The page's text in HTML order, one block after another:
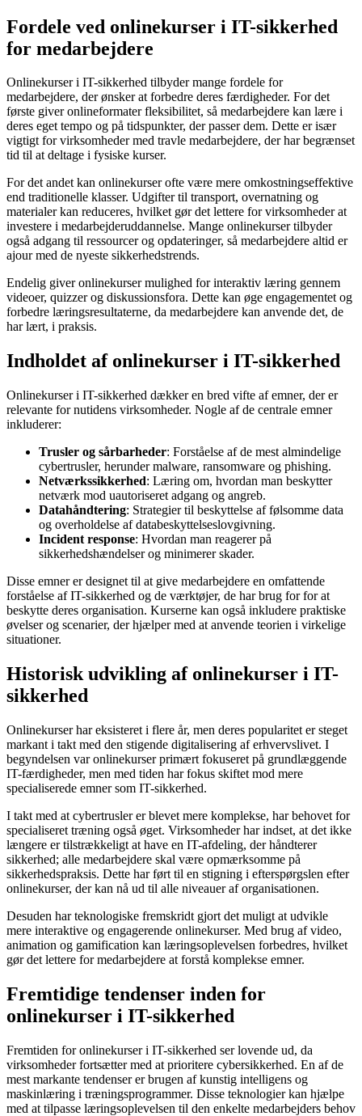
Fordele ved onlinekurser i IT-sikkerhed
for medarbejdere
Onlinekurser i IT-sikkerhed tilbyder mange fordele for
medarbejdere, der ønsker at forbedre deres færdigheder. For det
første giver onlineformater fleksibilitet, så medarbejdere kan lære i
deres eget tempo og på tidspunkter, der passer dem. Dette er især
vigtigt for virksomheder med travle medarbejdere, der har begrænset
tid til at deltage i fysiske kurser.
For det andet kan onlinekurser ofte være mere omkostningseffektive
end traditionelle klasser. Udgifter til transport, overnatning og
materialer kan reduceres, hvilket gør det lettere for virksomheder at
investere i medarbejderuddannelse. Mange onlinekurser tilbyder
også adgang til ressourcer og opdateringer, så medarbejdere altid er
ajour med de nyeste sikkerhedstrends.
Endelig giver onlinekurser mulighed for interaktiv læring gennem
videoer, quizzer og diskussionsfora. Dette kan øge engagementet og
forbedre læringsresultaterne, da medarbejdere kan anvende det, de
har lært, i praksis.
Indholdet af onlinekurser i IT-sikkerhed
Onlinekurser i IT-sikkerhed dækker en bred vifte af emner, der er
relevante for nutidens virksomheder. Nogle af de centrale emner
inkluderer:
Trusler og sårbarheder: Forståelse af de mest almindelige
cybertrusler, herunder malware, ransomware og phishing.
Netværkssikkerhed: Læring om, hvordan man beskytter
netværk mod uautoriseret adgang og angreb.
Datahåndtering: Strategier til beskyttelse af følsomme data
og overholdelse af databeskyttelseslovgivning.
Incident response: Hvordan man reagerer på
sikkerhedshændelser og minimerer skader.
Disse emner er designet til at give medarbejdere en omfattende
forståelse af IT-sikkerhed og de værktøjer, de har brug for for at
beskytte deres organisation. Kurserne kan også inkludere praktiske
øvelser og scenarier, der hjælper med at anvende teorien i virkelige
situationer.
Historisk udvikling af onlinekurser i IT-
sikkerhed
Onlinekurser har eksisteret i flere år, men deres popularitet er steget
markant i takt med den stigende digitalisering af erhvervslivet. I
begyndelsen var onlinekurser primært fokuseret på grundlæggende
IT-færdigheder, men med tiden har fokus skiftet mod mere
specialiserede emner som IT-sikkerhed.
I takt med at cybertrusler er blevet mere komplekse, har behovet for
specialiseret træning også øget. Virksomheder har indset, at det ikke
længere er tilstrækkeligt at have en IT-afdeling, der håndterer
sikkerhed; alle medarbejdere skal være opmærksomme på
sikkerhedspraksis. Dette har ført til en stigning i efterspørgslen efter
onlinekurser, der kan nå ud til alle niveauer af organisationen.
Desuden har teknologiske fremskridt gjort det muligt at udvikle
mere interaktive og engagerende onlinekurser. Med brug af video,
animation og gamification kan læringsoplevelsen forbedres, hvilket
gør det lettere for medarbejdere at forstå komplekse emner.
Fremtidige tendenser inden for
onlinekurser i IT-sikkerhed
Fremtiden for onlinekurser i IT-sikkerhed ser lovende ud, da
virksomheder fortsætter med at prioritere cybersikkerhed. En af de
mest markante tendenser er brugen af kunstig intelligens og
maskinlæring i træningsprogrammer. Disse teknologier kan hjælpe
med at tilpasse læringsoplevelsen til den enkelte medarbejders behov